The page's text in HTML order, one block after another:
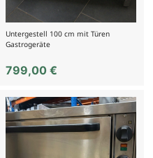
Untergestell 100 cm mit Türen
Gastrogeräte
799,00€